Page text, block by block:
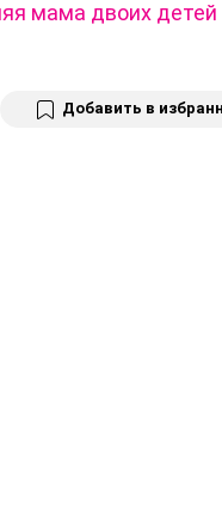
мама двоих
Добавить в